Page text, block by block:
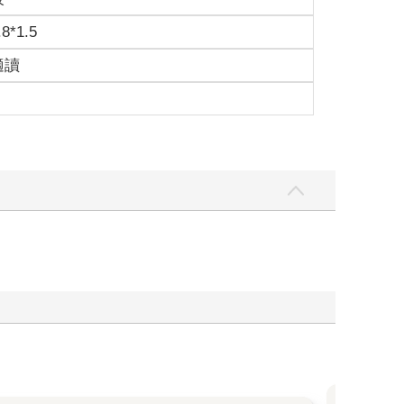
讀